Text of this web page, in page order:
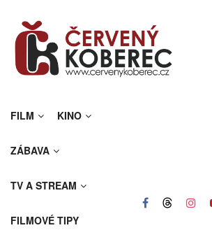
FILM KINO
ZÁBAVA
TV A STREAM
FILMOVÉ TIPY